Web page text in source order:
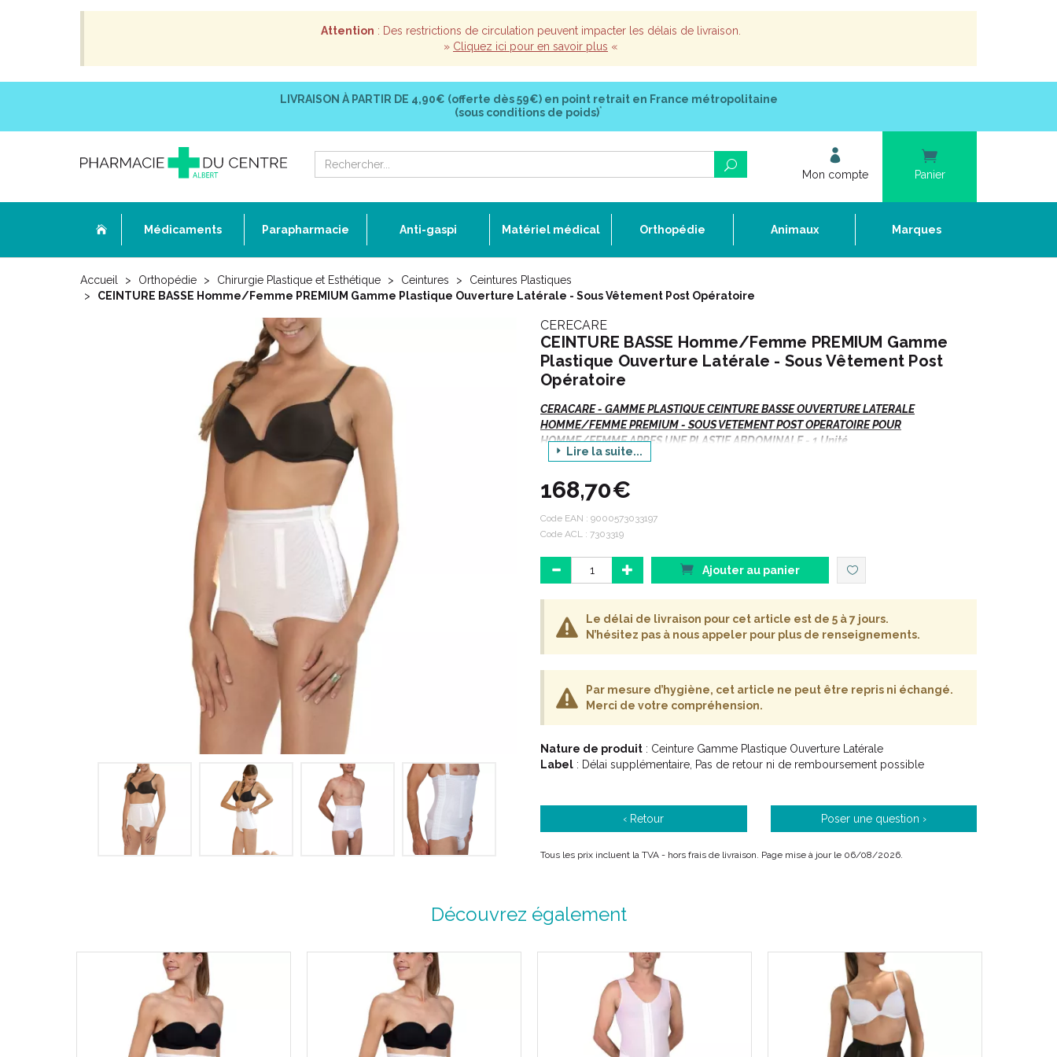
Attention : Des restrictions de circulation peuvent impacter les délais de livraison.
» Cliquez ici pour en savoir plus «
LIVRAISON À PARTIR DE 4,90€ (offerte dès 59€) en point retrait en France métropolitaine
(sous conditions de poids)*
Mon compte Panier
Médicaments Parapharmacie Anti-gaspi Matériel médical Orthopédie Animaux Marques
Accueil Orthopédie Chirurgie Plastique et Esthétique Ceintures
Ceintures Plastiques
CEINTURE BASSE Homme/Femme PREMIUM Gamme Plastique Ouverture Latérale - Sous Vêtement Post Opératoire
CERECARE
CEINTURE BASSE Homme/Femme PREMIUM Gamme
Plastique Ouverture Latérale - Sous Vêtement Post
Opératoire
CERACARE - GAMME PLASTIQUE CEINTURE BASSE OUVERTURE LATERALE
HOMME/FEMME PREMIUM - SOUS VETEMENT POST OPERATOIRE POUR
HOMME/FEMME APRES UNE PLASTIE ABDOMINALE- 1 Unité
Si vous commandez, n' oubliez pas de préciser (dans la rubrique "Message à votre
pharmacien") :
Le modèle : Homme ou Femme.
Votre TAILLE.
Plastie abdominale.
Tissu PREMIUM.
Lire la suite...
168,70€
Code EAN : 9000573033197
Code ACL : 7303319
Ajouter au panier
Le délai de livraison pour cet article est de 5 à 7 jours.
N’hésitez pas à nous appeler pour plus de renseignements.
Par mesure d’hygiène, cet article ne peut être repris ni échangé.
Merci de votre compréhension.
Nature de produit : Ceinture Gamme Plastique Ouverture Latérale
Label : Délai supplémentaire, Pas de retour ni de remboursement possible
‹ Retour Poser une question ›
Tous les prix incluent la TVA - hors frais de livraison. Page mise à jour le 06/08/2026.
Découvrez également